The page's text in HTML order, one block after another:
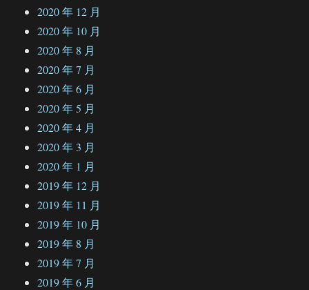
2020 年 12 月
2020 年 10 月
2020 年 8 月
2020 年 7 月
2020 年 6 月
2020 年 5 月
2020 年 4 月
2020 年 3 月
2020 年 1 月
2019 年 12 月
2019 年 11 月
2019 年 10 月
2019 年 8 月
2019 年 7 月
2019 年 6 月